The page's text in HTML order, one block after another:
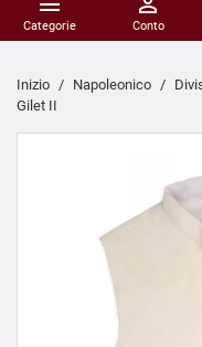
Categorie Conto
Inizio Napoleonico
Gilet II